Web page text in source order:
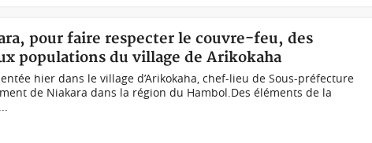
pour faire respecter le couvre-feu, des
populations du village de Arikokaha
hier dans le village d’Arikokaha, chef-lieu de Sous-préfecture
de Niakara dans la région du Hambol.Des éléments de la